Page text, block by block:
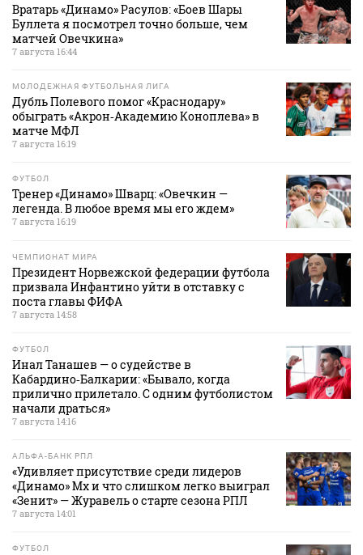
Вратарь «Динамо» Расулов: «Боев Шары
Буллета я посмотрел точно больше, чем
матчей Овечкина»
7 августа 16:44
МОЛОДЕЖНАЯ ФУТБОЛЬНАЯ ЛИГА
Дубль Полевого помог «Краснодару»
обыграть «Акрон‑Академию Коноплева» в
матче МФЛ
7 августа 16:19
ФУТБОЛ
Тренер «Динамо» Шварц: «Овечкин —
легенда. В любое время мы его ждем»
7 августа 16:19
ЧЕМПИОНАТ МИРА
Президент Норвежской федерации футбола
призвала Инфантино уйти в отставку с
поста главы ФИФА
7 августа 14:58
ФУТБОЛ
Инал Танашев — о судействе в
Кабардино‑Балкарии: «Бывало, когда
прилично прилетало. С одним футболистом
начали драться»
7 августа 14:16
АЛЬФА-БАНК РПЛ
«Удивляет присутствие среди лидеров
«Динамо» Мх и что слишком легко выиграл
«Зенит» — Журавель о старте сезона РПЛ
7 августа 14:01
ФУТБОЛ